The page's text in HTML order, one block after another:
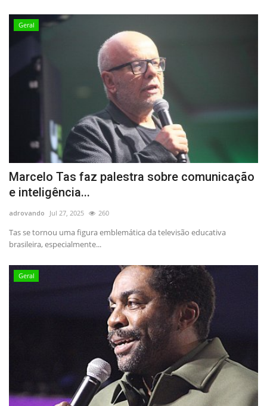
Geral
Marcelo Tas faz palestra sobre comunicação
e inteligência...
adrovando Jul 27, 2025 260
Tas se tornou uma figura emblemática da televisão educativa
brasileira, especialmente...
Geral